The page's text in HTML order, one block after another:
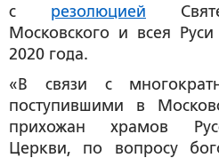
с резолюцией
Московского и всея
2020 года.
«В связи с
поступившими в
прихожан храмов
Церкви, по вопросу